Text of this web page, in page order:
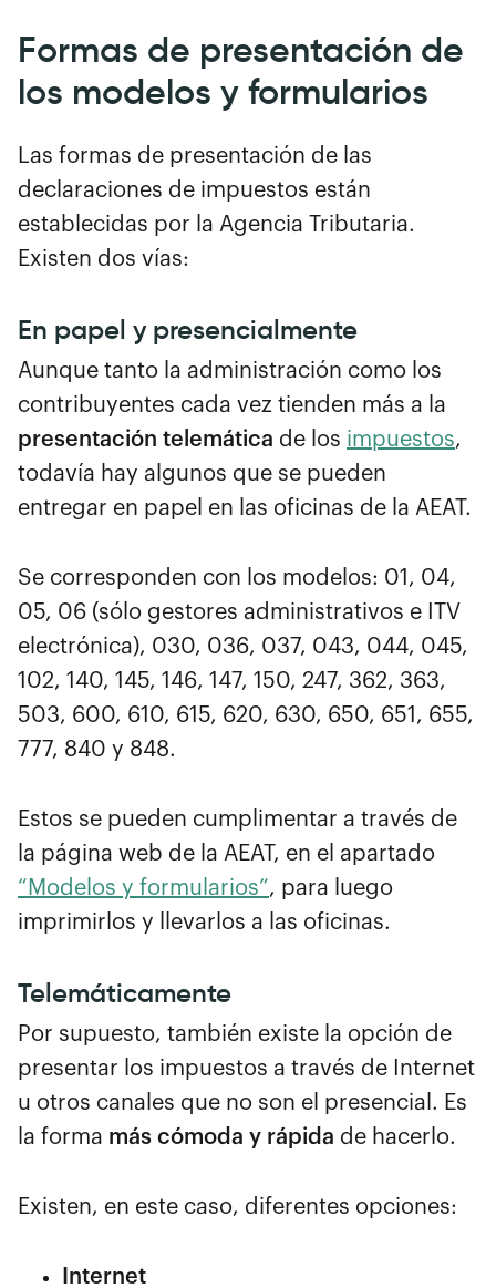
Formas de presentación de
los modelos y formularios
Las formas de presentación de las
declaraciones de impuestos están
establecidas por la Agencia Tributaria.
Existen dos vías:
En papel y presencialmente
Aunque tanto la administración como los
contribuyentes cada vez tienden más a la
presentación telemática de los impuestos,
todavía hay algunos que se pueden
entregar en papel en las oficinas de la AEAT.
Se corresponden con los modelos: 01, 04,
05, 06 (sólo gestores administrativos e ITV
electrónica), 030, 036, 037, 043, 044, 045,
102, 140, 145, 146, 147, 150, 247, 362, 363,
503, 600, 610, 615, 620, 630, 650, 651, 655,
777, 840 y 848.
Estos se pueden cumplimentar a través de
la página web de la AEAT, en el apartado
“Modelos y formularios”, para luego
imprimirlos y llevarlos a las oficinas.
Telemáticamente
Por supuesto, también existe la opción de
presentar los impuestos a través de Internet
u otros canales que no son el presencial. Es
la forma más cómoda y rápida de hacerlo.
Existen, en este caso, diferentes opciones:
Internet